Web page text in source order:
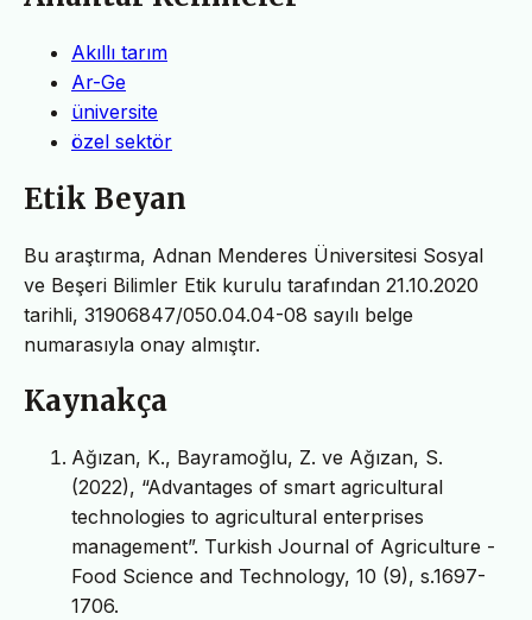
Akıllı tarım
Ar-Ge
üniversite
özel sektör
Etik Beyan
Bu araştırma, Adnan Menderes Üniversitesi Sosyal
ve Beşeri Bilimler Etik kurulu tarafından 21.10.2020
tarihli, 31906847/050.04.04-08 sayılı belge
numarasıyla onay almıştır.
Kaynakça
Ağızan, K., Bayramoğlu, Z. ve Ağızan, S.
(2022), “Advantages of smart agricultural
technologies to agricultural enterprises
management”. Turkish Journal of Agriculture -
Food Science and Technology, 10 (9), s.1697-
1706.